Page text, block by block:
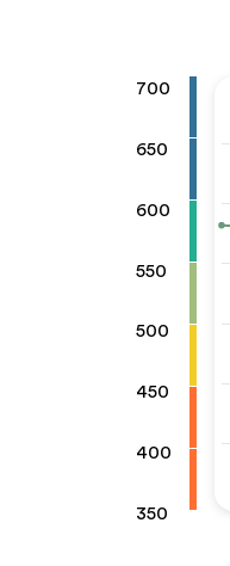
700
650
600
550
500
450
400
350